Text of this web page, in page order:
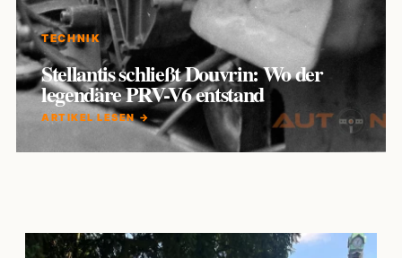
TECHNIK
Stellantis schließt Douvrin: Wo der
legendäre PRV-V6 entstand
ARTIKEL LESEN →